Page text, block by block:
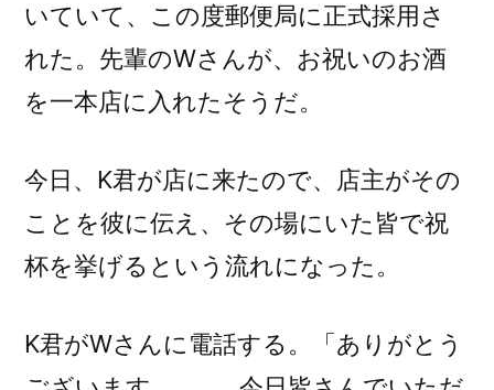
いていて、この度郵便局に正式採用さ
れた。先輩のWさんが、お祝いのお酒
を一本店に入れたそうだ。
今日、K君が店に来たので、店主がその
ことを彼に伝え、その場にいた皆で祝
杯を挙げるという流れになった。
K君がWさんに電話する。「ありがとう